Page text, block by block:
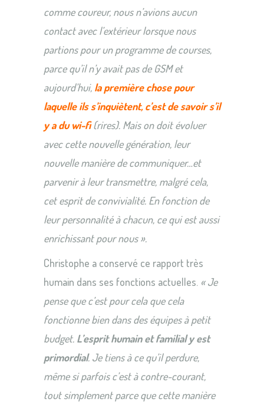
comme coureur, nous n’avions aucun
contact avec l’extérieur lorsque nous
partions pour un programme de courses,
parce qu’il n’y avait pas de GSM et
aujourd’hui, la première chose pour
laquelle ils s’inquiètent, c’est de savoir s’il
y a du wi-fi (rires). Mais on doit évoluer
avec cette nouvelle génération, leur
nouvelle manière de communiquer…et
parvenir à leur transmettre, malgré cela,
cet esprit de convivialité. En fonction de
leur personnalité à chacun, ce qui est aussi
enrichissant pour nous ».
Christophe a conservé ce rapport très
humain dans ses fonctions actuelles. « Je
pense que c’est pour cela que cela
fonctionne bien dans des équipes à petit
budget. L’esprit humain et familial y est
primordial. Je tiens à ce qu’il perdure,
même si parfois c’est à contre-courant,
tout simplement parce que cette manière